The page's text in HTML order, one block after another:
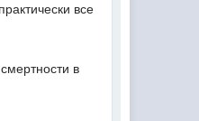
все
в